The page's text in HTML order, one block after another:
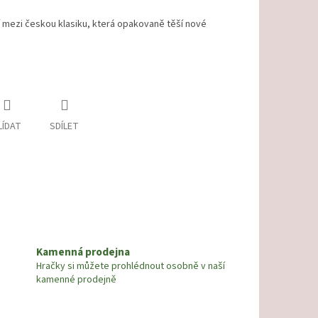
českou klasiku, která opakovaně těší nové
SDÍLET
Kamenná prodejna
Hračky si můžete prohlédnout osobně v naší
kamenné prodejně